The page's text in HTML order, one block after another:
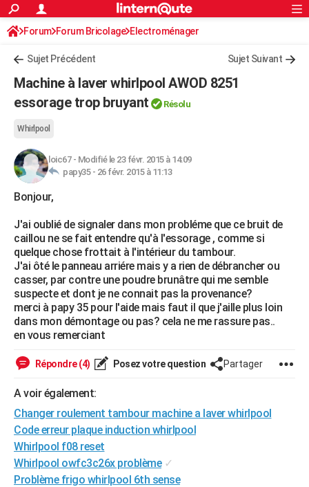
ACTUALITÉS
Politique
Société
Faits Divers
Education
Monde
Villes
+
FINANCE
Retraite
Impôts
Epargne
Immobilier
Risques naturels par ville
Banque
Assurance
Crédit
AUTO
Essais
Réserver un essai
Citadines
Berlines
SUV
Forum auto
HIGH-TECH
Mobiles
Meilleur smartphone
Internet
Ordinateurs
Jeux vidéo
Guide high-tech
BRICOLAGE
Guides de France
Escapades
Patrimoine
Expositions
Musées
Week-end nature
+LIFESTYLE
Art de vivre
Bien-être
Loisirs
Mode
Modes de vie
SANTE
Alimentation
Guide de la santé
Maladies
Médicaments
Sommeil
VOYAGE
Destinations
City break
Voyage nature
Voyage de noces
Forum
Climat
+PHOTO
GUIDES D'ACHAT
CARTE DE VOEUX
Carte de Noël
Carte Bonne année
Carte Saint-Valentin
Carte Pâques
Carte d'anniversaire
DICTIONNAIRE
Dictionnaire
Biographies
Citations
Expressions
Proverbes
PROGRAMME TV
S'inscrire
Connexion
Forum Forum Bricolage Electroménager
Sujet Précédent Sujet Suivant
Machine à laver whirlpool AWOD 8251
essorage trop bruyant
Résolu
Whirlpool
loic67- Modifié le 23 févr. 2015 à 14:09
papy35 - 26 févr. 2015 à 11:13
Bonjour,
J'ai oublié de signaler dans mon probléme que ce bruit de
caillou ne se fait entendre qu'à l'essorage , comme si
quelque chose frottait à l'intérieur du tambour.
J'ai ôté le panneau arriére mais y a rien de débrancher ou
casser, par contre une poudre brunâtre qui me semble
suspecte et dont je ne connait pas la provenance?
merci à papy 35 pour l'aide mais faut il que j'aille plus loin
dans mon démontage ou pas? cela ne me rassure pas..
en vous remerciant
Répondre (4) Posez votre question Partager
A voir également:
Changer roulement tambour machine a laver whirlpool
Code erreur plaque induction whirlpool
Whirlpool f08 reset
Whirlpool owfc3c26x problème ✓
Problème frigo whirlpool 6th sense